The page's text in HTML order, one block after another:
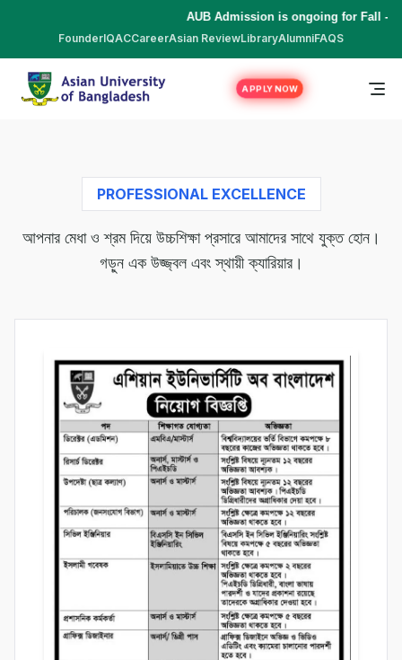
AUB Admission is ongoing for Fall -
FounderIQACCareerAsian ReviewLibraryAlumniFAQS
APPLY NOW
PROFESSIONAL EXCELLENCE
আপনার মেধা ও শ্রম দিয়ে উচ্চশিক্ষা প্রসারে আমাদের সাথে যুক্ত হোন।
গড়ুন এক উজ্জ্বল এবং স্থায়ী ক্যারিয়ার।